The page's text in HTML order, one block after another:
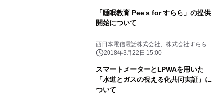
「睡眠教育 Peels for すらら」の提供
開始について
西日本電信電話株式会社、株式会社すららネ
ット2018年3月22日 15:00
スマートメーターとLPWAを用いた
「水道とガスの視える化共同実証」に
ついて